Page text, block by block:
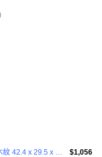
收納王妃 三麗鷗 Sanrio 單色木紋三層門櫃 淺木紋 42.4 x 29.5 x 90cm 8.5kg
$1,056